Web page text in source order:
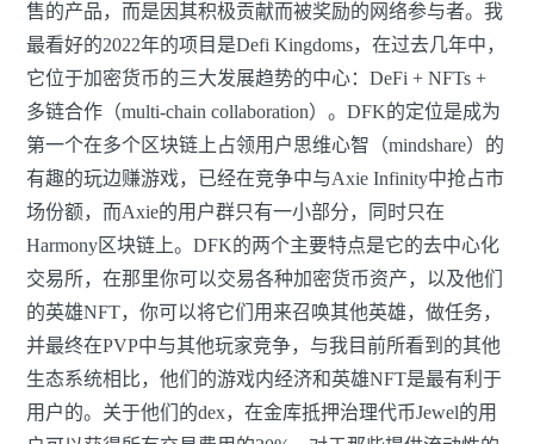
售的产品，而是因其积极贡献而被奖励的网络参与者。我
最看好的2022年的项目是Defi Kingdoms，在过去几年中，
它位于加密货币的三大发展趋势的中心：DeFi + NFTs +
多链合作（multi-chain collaboration）。DFK的定位是成为
第一个在多个区块链上占领用户思维心智（mindshare）的
有趣的玩边赚游戏，已经在竞争中与Axie Infinity中抢占市
场份额，而Axie的用户群只有一小部分，同时只在
Harmony区块链上。DFK的两个主要特点是它的去中心化
交易所，在那里你可以交易各种加密货币资产，以及他们
的英雄NFT，你可以将它们用来召唤其他英雄，做任务，
并最终在PVP中与其他玩家竞争，与我目前所看到的其他
生态系统相比，他们的游戏内经济和英雄NFT是最有利于
用户的。关于他们的dex，在金库抵押治理代币Jewel的用